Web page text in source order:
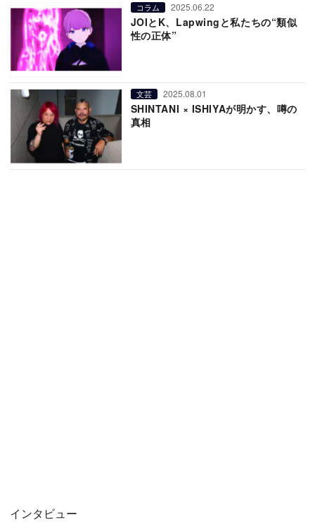
コラム 2025.06.22
JOIとK、Lapwingと私たちの“類似
性の正体”
文芸 2025.08.01
SHINTANI × ISHIYAが明かす、噂の
真相
インタビュー